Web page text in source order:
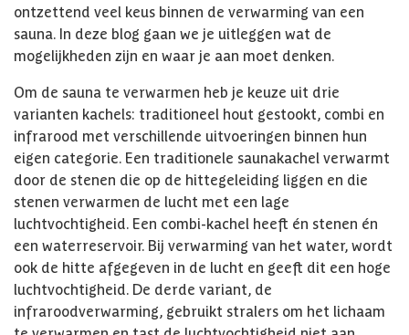
ontzettend veel keus binnen de verwarming van een
sauna. In deze blog gaan we je uitleggen wat de
mogelijkheden zijn en waar je aan moet denken.
Om de sauna te verwarmen heb je keuze uit drie
varianten kachels: traditioneel hout gestookt, combi en
infrarood met verschillende uitvoeringen binnen hun
eigen categorie. Een traditionele saunakachel verwarmt
door de stenen die op de hittegeleiding liggen en die
stenen verwarmen de lucht met een lage
luchtvochtigheid. Een combi-kachel heeft én stenen én
een waterreservoir. Bij verwarming van het water, wordt
ook de hitte afgegeven in de lucht en geeft dit een hoge
luchtvochtigheid. De derde variant, de
infraroodverwarming, gebruikt stralers om het lichaam